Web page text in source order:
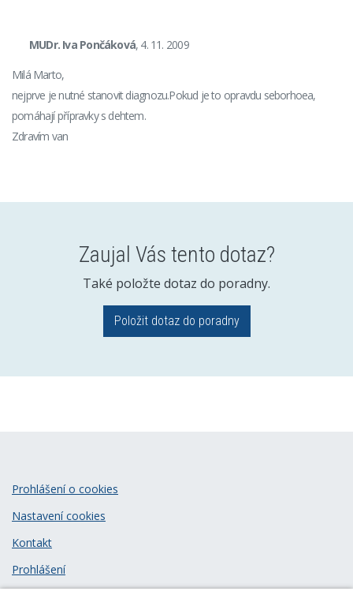
MUDr. Iva Pončáková, 4. 11. 2009
Milá Marto,
nejprve je nutné stanovit diagnozu.Pokud je to opravdu seborhoea,
pomáhají přípravky s dehtem.
Zdravím van
Zaujal Vás tento dotaz?
Také položte dotaz do poradny.
Položit dotaz do poradny
Prohlášení o cookies
Nastavení cookies
Kontakt
Prohlášení